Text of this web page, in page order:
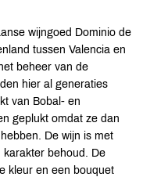
wijngoed Dominio de
tussen Valencia en
beheer van de
hier al generaties
van Bobal- en
geplukt omdat ze dan
De wijn is met
behoud. De
kleur en een bouquet